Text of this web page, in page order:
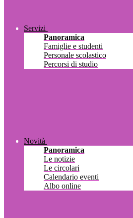
Servizi
Panoramica
Famiglie e studenti
Personale scolastico
Percorsi di studio
Novità
Panoramica
Le notizie
Le circolari
Calendario eventi
Albo online